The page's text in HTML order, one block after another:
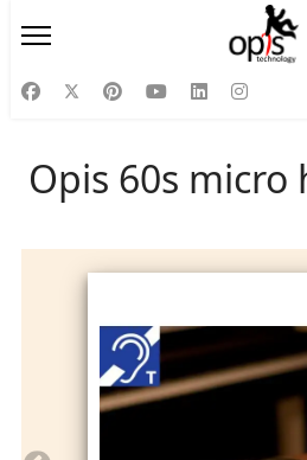
Opis 60s micro